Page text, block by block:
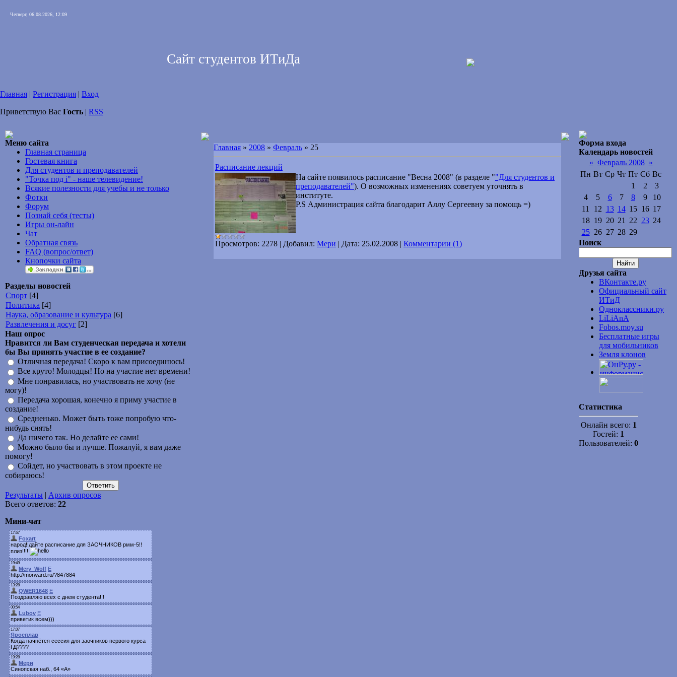
Четверг, 06.08.2026, 12:09
Сайт студентов ИТиДа
Главная | Регистрация | Вход
Приветствую Вас Гость | RSS
Меню сайта
Главная страница
Гостевая книга
Для студентов и преподавателей
"Точка под i" - наше телевидение!
Всякие полезности для учебы и не только
Фотки
Форум
Познай себя (тесты)
Игры он-лайн
Чат
Обратная связь
FAQ (вопрос/ответ)
Кнопочки сайта
Разделы новостей
Спорт [4]
Политика [4]
Наука, образование и культура [6]
Развлечения и досуг [2]
Наш опрос
Нравится ли Вам студенческая передача и хотели
бы Вы принять участие в ее создание?
Отличная передача! Скоро к вам присоединюсь!
Все круто! Молодцы! Но на участие нет времени!
Мне понравилась, но участвовать не хочу (не
могу)!
Передача хорошая, конечно я приму участие в
создание!
Средненько. Может быть тоже попробую что-
нибудь снять!
Да ничего так. Но делайте ее сами!
Можно было бы и лучше. Пожалуй, я вам даже
помогу!
Сойдет, но участвовать в этом проекте не
собираюсь!
Результаты | Архив опросов
Всего ответов: 22
Мини-чат
Главная » 2008 » Февраль » 25
Расписание лекций
На сайте появилось расписание "Весна 2008" (в разделе ""Для студентов и
преподавателей"). О возможных изменениях советуем уточнять в
институте.
P.S Администрация сайта благодарит Аллу Сергеевну за помощь =)
Просмотров: 2278 | Добавил: Мери | Дата: 25.02.2008 | Комментарии (1)
Форма входа
Календарь новостей
« Февраль 2008 »
Пн Вт Ср Чт Пт Сб Вс
1
2
3
4
5 6 7 8 9
10
11
12 13 14 15 16 17
18 19 20 21 22 23 24
25 26 27 28 29
Поиск
Друзья сайта
ВКонтакте.ру
Официальный сайт
ИТиД
Одноклассники.ру
LiLiAnA
Fobos.moy.su
Бесплатные игры
для мобильников
Земля клонов
Статистика
Онлайн всего: 1
Гостей: 1
Пользователей: 0